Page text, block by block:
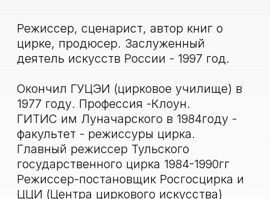
Художественный руководитель ЦЦИ
Работал в театре, в кино и на
телевидении.
специфических шоу, как в России, так и
за рубежом.
Работал в Германии, Англии, Японии,
Китае, Америке, Венгрии, Франции,
Италии, Швейцарии, Арабских
Эмиратах, Перу и Африке!
Создатель цирковой школы - Саракаси
траст- в Кении в г. Найроби и Цирковой
студии в Перу г. Лима.
Постоянный член всех российских и